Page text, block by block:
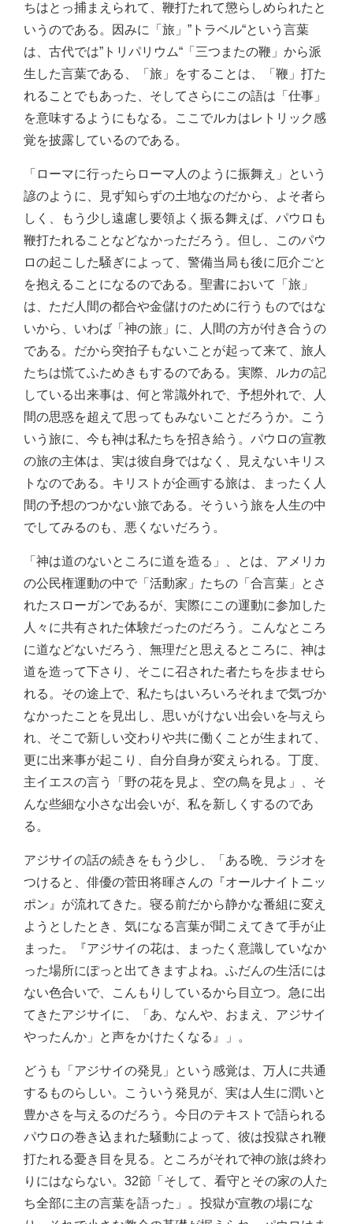
ちはとっ捕まえられて、鞭打たれて懲らしめられたと
いうのである。因みに「旅」”トラベル“という言葉
は、古代では”トリパリウム“「三つまたの鞭」から派
生した言葉である、「旅」をすることは、「鞭」打た
れることでもあった、そしてさらにこの語は「仕事」
を意味するようにもなる。ここでルカはレトリック感
覚を披露しているのである。
「ローマに行ったらローマ人のように振舞え」という
諺のように、見ず知らずの土地なのだから、よそ者ら
しく、もう少し遠慮し要領よく振る舞えば、パウロも
鞭打たれることなどなかっただろう。但し、このパウ
ロの起こした騒ぎによって、警備当局も後に厄介ごと
を抱えることになるのである。聖書において「旅」
は、ただ人間の都合や金儲けのために行うものではな
いから、いわば「神の旅」に、人間の方が付き合うの
である。だから突拍子もないことが起って来て、旅人
たちは慌てふためきもするのである。実際、ルカの記
している出来事は、何と常識外れで、予想外れで、人
間の思惑を超えて思ってもみないことだろうか。こう
いう旅に、今も神は私たちを招き給う。パウロの宣教
の旅の主体は、実は彼自身ではなく、見えないキリス
トなのである。キリストが企画する旅は、まったく人
間の予想のつかない旅である。そういう旅を人生の中
でしてみるのも、悪くないだろう。
「神は道のないところに道を造る」、とは、アメリカ
の公民権運動の中で「活動家」たちの「合言葉」とさ
れたスローガンであるが、実際にこの運動に参加した
人々に共有された体験だったのだろう。こんなところ
に道などないだろう、無理だと思えるところに、神は
道を造って下さり、そこに召された者たちを歩ませら
れる。その途上で、私たちはいろいろそれまで気づか
なかったことを見出し、思いがけない出会いを与えら
れ、そこで新しい交わりや共に働くことが生まれて、
更に出来事が起こり、自分自身が変えられる。丁度、
主イエスの言う「野の花を見よ、空の鳥を見よ」、そ
んな些細な小さな出会いが、私を新しくするのであ
る。
アジサイの話の続きをもう少し、「ある晩、ラジオを
つけると、俳優の菅田将暉さんの『オールナイトニッ
ポン』が流れてきた。寝る前だから静かな番組に変え
ようとしたとき、気になる言葉が聞こえてきて手が止
まった。『アジサイの花は、まったく意識していなか
った場所にぽっと出てきますよね。ふだんの生活には
ない色合いで、こんもりしているから目立つ。急に出
てきたアジサイに、「あ、なんや、おまえ、アジサイ
やったんか」と声をかけたくなる』」。
どうも「アジサイの発見」という感覚は、万人に共通
するものらしい。こういう発見が、実は人生に潤いと
豊かさを与えるのだろう。今日のテキストで語られる
パウロの巻き込まれた騒動によって、彼は投獄され鞭
打たれる憂き目を見る。ところがそれで神の旅は終わ
りにはならない。32節「そして、看守とその家の人た
ち全部に主の言葉を語った」。投獄が宣教の場にな